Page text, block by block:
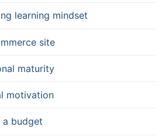
learning mindset
site
maturity
motivation
budget